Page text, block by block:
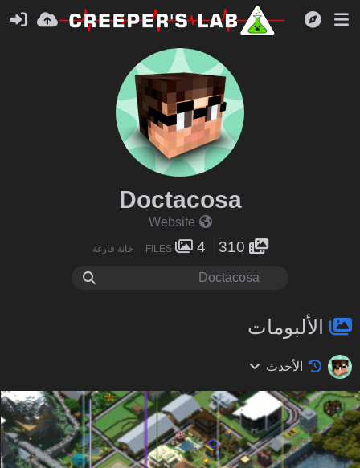
Doctacosa
Website
310
FILES 4 خانة فارغة
الألبومات
الأحدث